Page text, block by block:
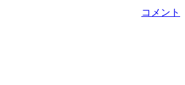
コメント